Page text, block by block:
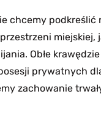
chcemy
Obłe
prywatnych
zachowanie